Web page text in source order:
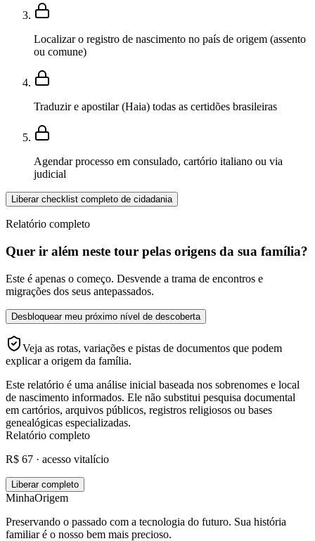
Localizar o registro de nascimento no país de origem (assento
ou comune)
Traduzir e apostilar (Haia) todas as certidões brasileiras
Agendar processo em consulado, cartório italiano ou via
judicial
Liberar checklist completo de cidadania
Relatório completo
Quer ir além neste tour pelas origens da sua família?
Este é apenas o começo. Desvende a trama de encontros e
migrações dos seus antepassados.
Desbloquear meu próximo nível de descoberta
Veja as rotas, variações e pistas de documentos que podem
explicar a origem da família.
Este relatório é uma análise inicial baseada nos sobrenomes e local
de nascimento informados. Ele não substitui pesquisa documental
em cartórios, arquivos públicos, registros religiosos ou bases
genealógicas especializadas.
Relatório completo
R$ 67 · acesso vitalício
Liberar completo
MinhaOrigem
Preservando o passado com a tecnologia do futuro. Sua história
familiar é o nosso bem mais precioso.